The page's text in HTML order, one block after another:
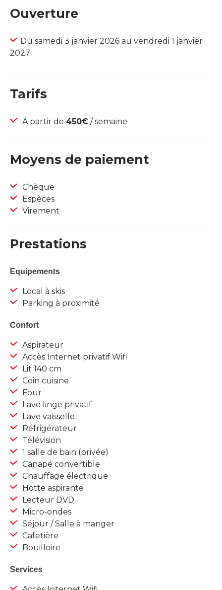
Ouverture
Du samedi 3 janvier 2026 au vendredi 1 janvier
2027
Tarifs
À partir de 450€ / semaine
Moyens de paiement
Chèque
Espèces
Virement
Prestations
Equipements
Local à skis
Parking à proximité
Confort
Aspirateur
Accès Internet privatif Wifi
Lit 140 cm
Coin cuisine
Four
Lave linge privatif
Lave vaisselle
Réfrigérateur
Télévision
1 salle de bain (privée)
Canapé convertible
Chauffage électrique
Hotte aspirante
Lecteur DVD
Micro-ondes
Séjour / Salle à manger
Cafetière
Bouilloire
Services